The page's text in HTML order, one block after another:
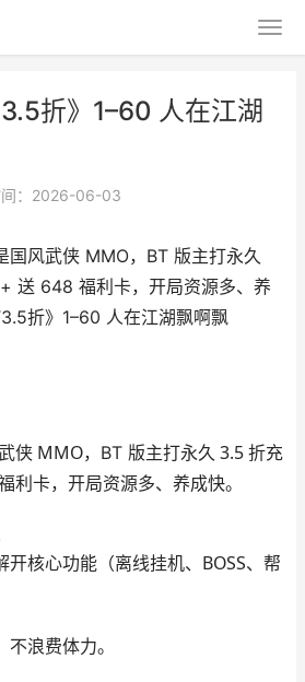
折》1–60 人在江湖
间：2026-06-03
国风武侠 MMO，BT 版主打永久
送 648 福利卡，开局资源多、养
折》1–60 人在江湖飘啊飘
侠 MMO，BT 版主打永久 3.5 折充
利卡，开局资源多、养成快。
开核心功能（离线挂机、BOSS、帮
不浪费体力。